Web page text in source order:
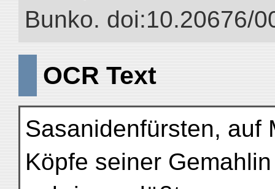
Bunko. doi:10.20676/
OCR Text
Sasanidenfürsten, auf
Köpfe seiner